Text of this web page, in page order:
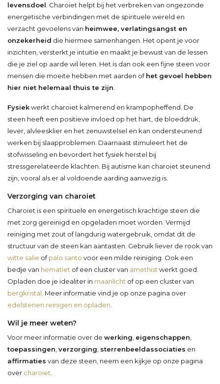
levensdoel . Charoiet helpt bij het verbreken van ongezonde
energetische verbindingen met de spirituele wereld en
verzacht gevoelens van heimwee, verlatingsangst en
onzekerheid die hiermee samenhangen. Het opent je voor
inzichten, versterkt je intuïtie en maakt je bewust van de lessen
die je ziel op aarde wil leren. Het is dan ook een fijne steen voor
mensen die moeite hebben met aarden ofhet gevoel hebben
hier niet helemaal thuis te zijn
Fysiekwerkt charoiet kalmerend en krampopheffend. De
steen heeft een positieve invloed op het hart, de bloeddruk,
lever, alvleesklier en het zenuwstelsel en kan ondersteunend
werken bij slaapproblemen. Daarnaast stimuleert het de
stofwisseling en bevordert het fysiek herstel bij
stressgerelateerde klachten. Bij autisme kan charoiet steunend
zijn, vooral als er al voldoende aarding aanwezig is.
Verzorging van charoiet
Charoiet is een spirituele en energetisch krachtige steen die
met zorg gereinigd en opgeladen moet worden. Vermijd
reiniging met zout of langdurig watergebruik, omdat dit de
structuur van de steen kan aantasten. Gebruik liever de rook van
witte salie ofpalo santo voor een milde reiniging. Ook een
bedje van hematiet of een cluster van amethist werkt goed.
Opladen doe je idealiter in maanlicht of op een cluster van
bergkristal . Meer informatie vind je op onze pagina over
edelstenen reinigen en opladen
Wil je meer weten?
Voor meer informatie over de werking eigenschappen
toepassingen verzorging sterrenbeeldassociaties en
affirmaties van deze steen, neem een kijkje op onze pagina
over charoiet